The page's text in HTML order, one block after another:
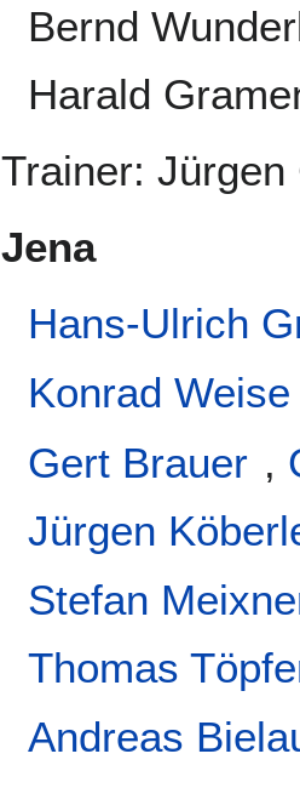
Bernd
Harald
Trainer:
Jena
Hans-Ulrich
Konrad Weise
Gert Brauer ,
Jürgen
Stefan
Thomas
Andreas